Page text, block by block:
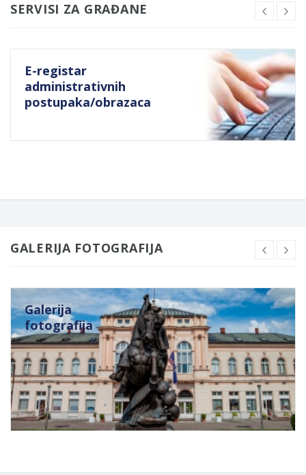
SERVISI ZA GRAĐANE
E-registar
administrativnih
postupaka/obrazaca
GALERIJA FOTOGRAFIJA
Galerija
fotografija